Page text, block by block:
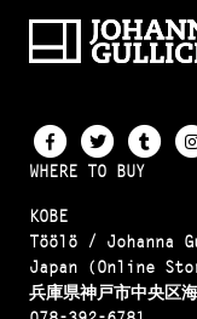
WHERE TO BUY
KOBE
Töölö / Johanna
Japan (Online
兵庫県神戸市中央区